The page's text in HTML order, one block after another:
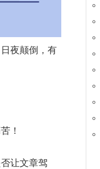
夜颠倒，有
！
让文章驾